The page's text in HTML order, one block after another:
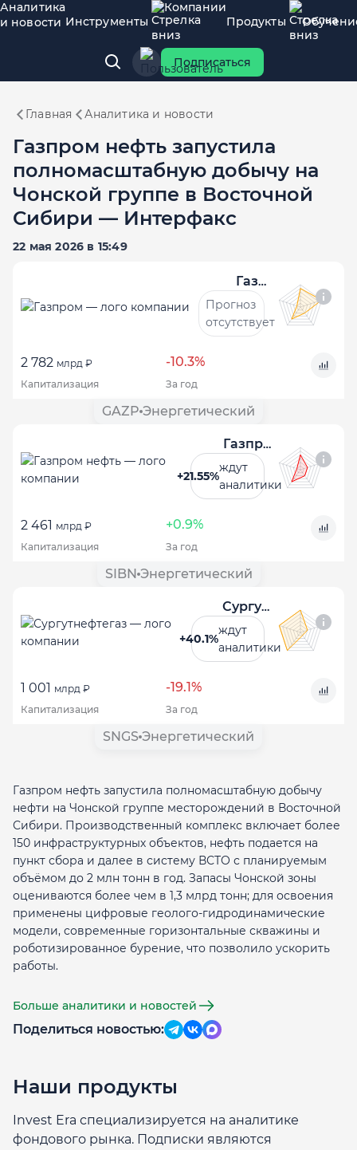
Аналитика
и новости Инструменты
Компании
Продукты
Подписаться
Главная Аналитика и новости
Газпром нефть запустила
полномасштабную добычу на
Чонской группе в Восточной
Сибири — Интерфакс
22 мая 2026 в 15:49
Газпром
Прогноз
отсутствует
2 782 млрд ₽ -10.3%
Капитализация За год
GAZP Энергетический
Газпром нефть
+21.55%
ждут
аналитики
2 461 млрд ₽ +0.9%
Капитализация За год
SIBN Энергетический
Сургутнефтегаз
+40.1%
ждут
аналитики
1 001 млрд ₽ -19.1%
Капитализация За год
SNGS Энергетический
Газпром нефть запустила полномасштабную добычу
нефти на Чонской группе месторождений в Восточной
Сибири. Производственный комплекс включает более
150 инфраструктурных объектов, нефть подается на
пункт сбора и далее в систему ВСТО с планируемым
объёмом до 2 млн тонн в год. Запасы Чонской зоны
оцениваются более чем в 1,3 млрд тонн; для освоения
применены цифровые геолого-гидродинамические
модели, современные горизонтальные скважины и
роботизированное бурение, что позволило ускорить
работы.
Больше аналитики и новостей
Поделиться новостью:
Наши продукты
Invest Era специализируется на аналитике
фондового рынка. Подписки являются